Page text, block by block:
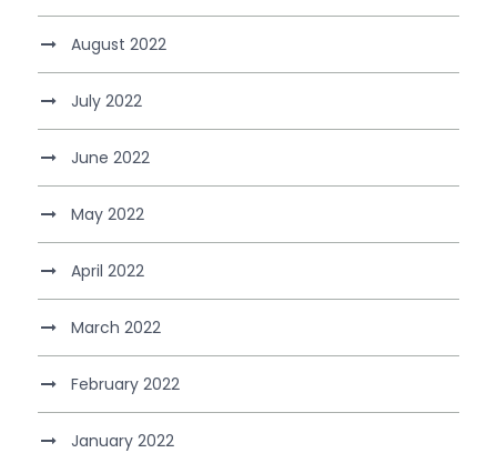
August 2022
July 2022
June 2022
May 2022
April 2022
March 2022
February 2022
January 2022